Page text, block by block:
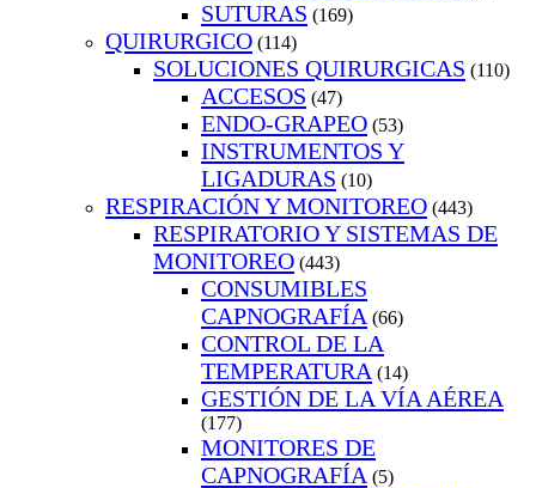
SUTURAS (169)
QUIRURGICO (114)
SOLUCIONES QUIRURGICAS (110)
ACCESOS (47)
ENDO-GRAPEO (53)
INSTRUMENTOS Y
LIGADURAS (10)
RESPIRACIÓN Y MONITOREO (443)
RESPIRATORIO Y SISTEMAS DE
MONITOREO (443)
CONSUMIBLES
CAPNOGRAFÍA (66)
CONTROL DE LA
TEMPERATURA (14)
GESTIÓN DE LA VÍA AÉREA
(177)
MONITORES DE
CAPNOGRAFÍA (5)